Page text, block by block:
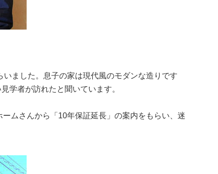
ました。息子の家は現代風のモダンな造りです
学者が訪れたと聞いています。
ムさんから「10年保証延長」の案内をもらい、迷